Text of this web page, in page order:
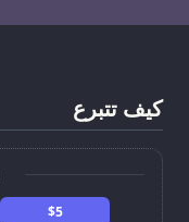
كيف تتبرع
$5